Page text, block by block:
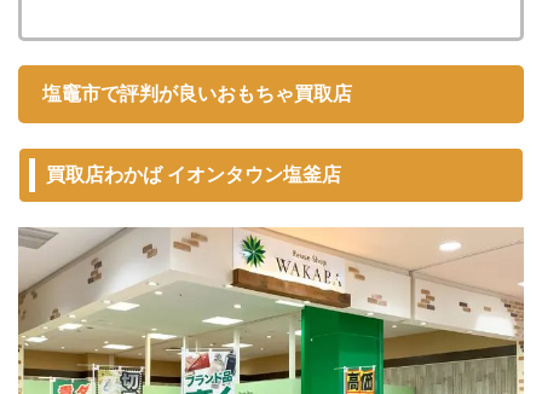
塩竈市で評判が良いおもちゃ買取店
買取店わかば イオンタウン塩釜店